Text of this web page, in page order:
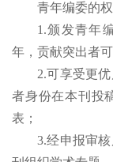
青年编委的
1.颁发青年
年，贡献突出者
2.可享受更
者身份在本刊投
表；
3.经申报审